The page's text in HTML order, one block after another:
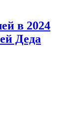
в 2024
Деда